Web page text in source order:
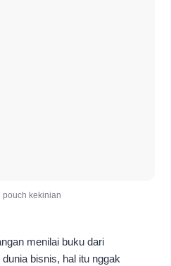
pouch kekinian
menilai buku dari
bisnis, hal itu nggak